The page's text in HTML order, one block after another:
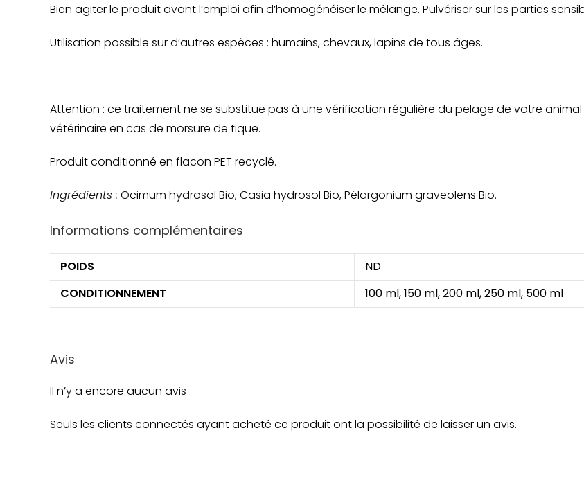
Bien agiter le produit avant l’emploi afin d’homogénéiser le mélange. Pulvériser sur les parties
Utilisation possible sur d’autres espèces : humains, chevaux, lapins de tous âges.
Attention : ce traitement ne se substitue pas à une vérification régulière du pelage de votre
vétérinaire en cas de morsure de tique.
Produit conditionné en flacon PET recyclé.
Ingrédients : Ocimum hydrosol Bio, Casia hydrosol Bio, Pélargonium graveolens Bio.
Informations complémentaires
POIDS
ND
CONDITIONNEMENT
100 ml, 150 ml, 200 ml, 250 ml, 500 ml
Avis
Il n’y a encore aucun avis
Seuls les clients connectés ayant acheté ce produit ont la possibilité de laisser un avis.